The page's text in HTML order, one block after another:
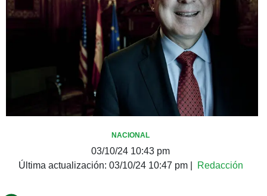
NACIONAL
03/10/24 10:43 pm
Última actualización: 03/10/24 10:47 pm| Redacción